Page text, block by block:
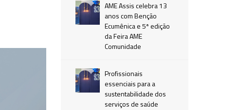
AME Assis celebra 13
anos com Benção
Ecumênica e 5ª edição
da Feira AME
Comunidade
Profissionais
essenciais para a
sustentabilidade dos
serviços de saúde